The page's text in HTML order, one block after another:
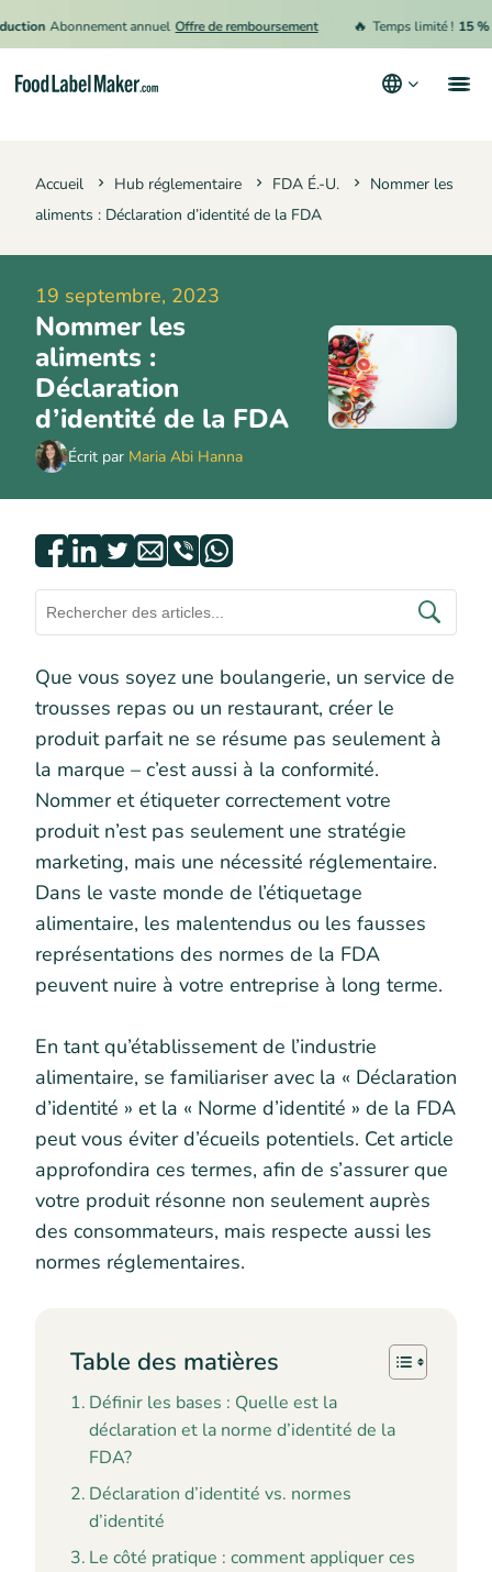
Abonnement annuel Offre de remboursement Temps limité ! 15 % de
Accueil Hub réglementaire FDA É.-U.
Nommer les
aliments : Déclaration d’identité de la FDA
19 septembre, 2023
Nommer les
aliments :
Déclaration
d’identité de la FDA
Écrit par Maria Abi Hanna
Que vous soyez une boulangerie, un service de
trousses repas ou un restaurant, créer le
produit parfait ne se résume pas seulement à
la marque – c’est aussi à la conformité.
Nommer et étiqueter correctement votre
produit n’est pas seulement une stratégie
marketing, mais une nécessité réglementaire.
Dans le vaste monde de l’étiquetage
alimentaire, les malentendus ou les fausses
représentations des normes de la FDA
peuvent nuire à votre entreprise à long terme.
En tant qu’établissement de l’industrie
alimentaire, se familiariser avec la « Déclaration
d’identité » et la « Norme d’identité » de la FDA
peut vous éviter d’écueils potentiels. Cet article
approfondira ces termes, afin de s’assurer que
votre produit résonne non seulement auprès
des consommateurs, mais respecte aussi les
normes réglementaires.
Table des matières
Définir les bases : Quelle est la
déclaration et la norme d’identité de la
FDA?
Déclaration d’identité vs. normes
d’identité
Le côté pratique : comment appliquer ces
Engager un expert
Ressources
Conditions générales d’utilisation
Politique de confidentialité